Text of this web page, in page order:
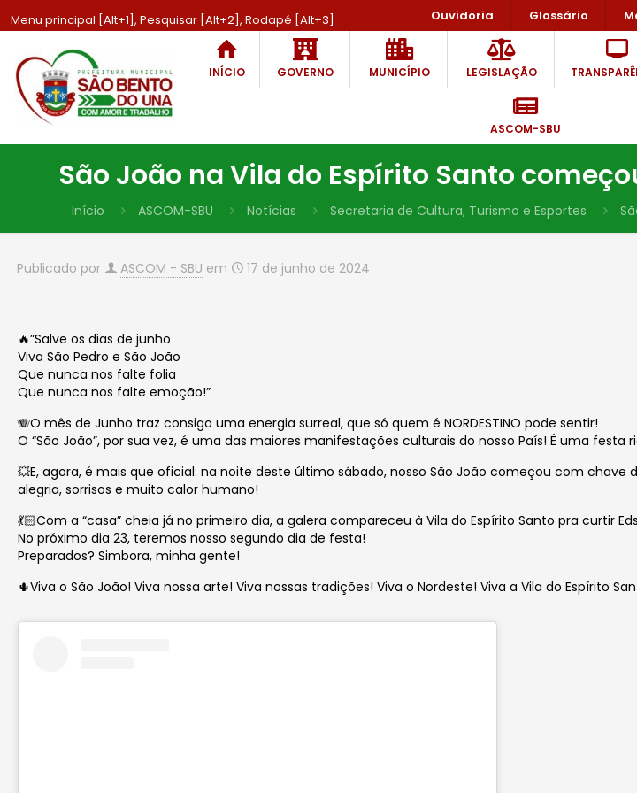
Menu principal [Alt+1], Pesquisar [Alt+2], Rodapé [Alt+3] Ouvidoria Glossário
INÍCIO GOVERNO MUNICÍPIO LEGISLAÇÃO
ASCOM-SBU
São João na Vila do Espírito Santo
Início ASCOM-SBU Notícias Secretaria de Cultura, Turismo e Esportes
Publicado por ASCOM - SBU em 17 de junho de 2024
🔥”Salve os dias de junho
Viva São Pedro e São João
Que nunca nos falte folia
Que nunca nos falte emoção!”
🪗O mês de Junho traz consigo uma energia surreal, que só quem é NORDESTINO pode sentir!
O “São João”, por sua vez, é uma das maiores manifestações culturais do nosso País! É uma
💥E, agora, é mais que oficial: na noite deste último sábado, nosso São João começou com
alegria, sorrisos e muito calor humano!
💃🏻Com a “casa” cheia já no primeiro dia, a galera compareceu à Vila do Espírito Santo pra curtir
No próximo dia 23, teremos nosso segundo dia de festa!
Preparados? Simbora, minha gente!
🌵Viva o São João! Viva nossa arte! Viva nossas tradições! Viva o Nordeste! Viva a Vila do Espírito